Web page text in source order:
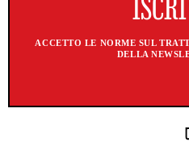
ACCETTO LE NORME SUL
DELLA